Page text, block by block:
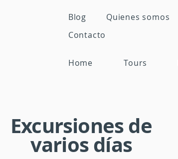
Blog
Quienes somos
Contacto
Home Tours
Excursiones de
varios días